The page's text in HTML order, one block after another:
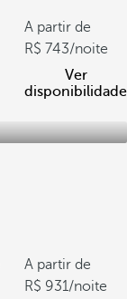
A partir de
743/noite
Ver
disponibilidade
A partir de
931/noite